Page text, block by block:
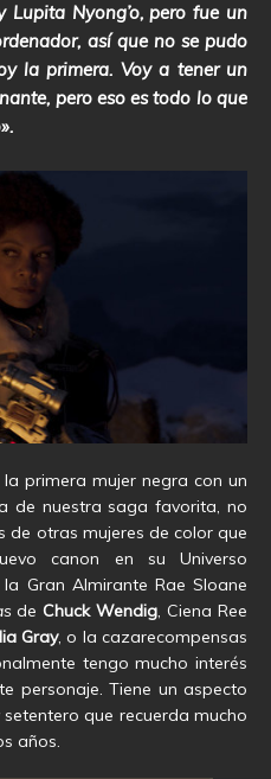
Nyong’o, pero fue un
así que no se pudo
la primera. Voy a tener un
pero eso es todo lo que
primera mujer negra con un
de nuestra saga favorita, no
otras mujeres de color que
canon en su Universo
Gran Almirante Rae Sloane
deChuck Wendig, Ciena Ree
Gray, o la cazarecompensas
tengo mucho interés
personaje. Tiene un aspecto
que recuerda mucho
años.